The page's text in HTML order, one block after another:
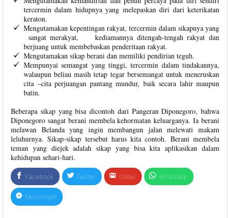
tercermin dalam hidupnya yang melepaskan diri dari keterikatan
keraton.
Mengutamakan kepentingan rakyat, tercermin dalam sikapnya yang
sangat merakyat, kediamannya ditengah-tengah rakyat dan
berjuang untuk membebaskan penderitaan rakyat.
Mengutamakan sikap berani dan memiliki pendirian teguh.
Mempunyai semangat yang tinggi, tercermin dalam tindakannya,
walaupun beliau masih tetap tegar bersemangat untuk meneruskan
cita –cita perjuangan pantang mundur, baik secara lahir maupun
batin.
Beberapa sikap yang bisa dicontoh dari Pangeran Diponegoro, bahwa
Diponegoro sangat berani membela kehormatan keluarganya. Ia berani
melawan Belanda yang ingin membangun jalan melewati makam
leluhurnya. Sikap-sikap tersebut harus kita contoh. Berani membela
teman yang diejek adalah sikap yang bisa kita aplikasikan dalam
kehidupan sehari-hari.
Facebook Twitter GMail WhatsApp
Messenger